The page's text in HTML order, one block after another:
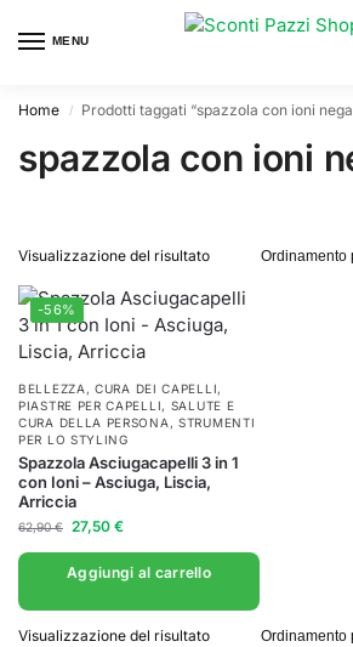
MENU
Home / Prodotti taggati “spazzola con ioni
spazzola con ioni
Visualizzazione del risultato
-56%
BELLEZZA ,CURA DEI CAPELLI,
PIASTRE PER CAPELLI, SALUTE E
CURA DELLA PERSONA ,STRUMENTI
PER LO STYLING
Spazzola Asciugacapelli 3 in 1
con Ioni – Asciuga, Liscia,
Arriccia
62,90€ 27,50 €
Aggiungi al carrello
Visualizzazione del risultato